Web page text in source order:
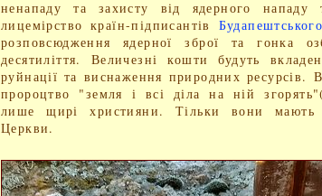
ненападу та захисту від ядерного нападу
лицемірство країн-підписантів
розповсюдження ядерної зброї та гонка
десятиліття. Величезні кошти будуть
руйнації та виснаження природних ресурсів. В
пророцтво "земля і всі діла на ній
лише щирі християни. Тільки вони мають
Церкви.